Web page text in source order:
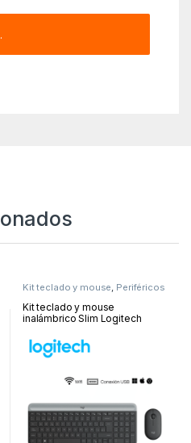
Kit teclado y mouse, Periféricos
Kit teclado y mouse
inalámbrico Slim Logitech
009266